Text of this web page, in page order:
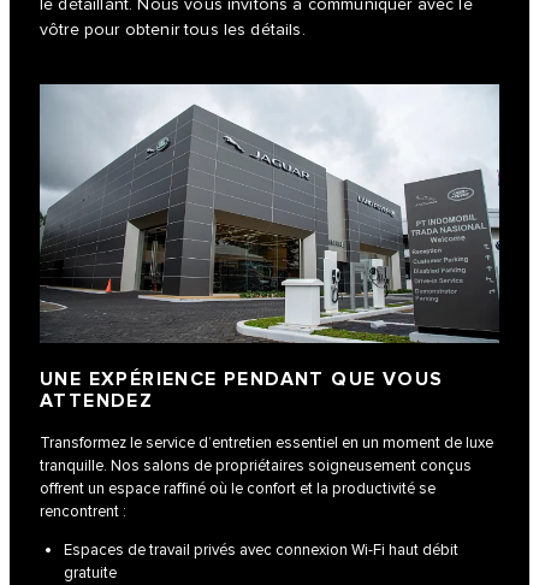
le détaillant. Nous vous invitons à communiquer avec le
vôtre pour obtenir tous les détails.
UNE EXPÉRIENCE PENDANT QUE VOUS
ATTENDEZ
Transformez le service d’entretien essentiel en un moment de luxe
tranquille. Nos salons de propriétaires soigneusement conçus
offrent un espace raffiné où le confort et la productivité se
rencontrent :
Espaces de travail privés avec connexion Wi-Fi haut débit
gratuite